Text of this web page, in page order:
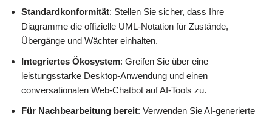
Standardkonformität: Stellen Sie sicher, dass Ihre
Diagramme die offizielle UML-Notation für Zustände,
Übergänge und Wächter einhalten.
Integriertes Ökosystem: Greifen Sie über eine
leistungsstarke Desktop-Anwendung und einen
conversationalen Web-Chatbot auf AI-Tools zu.
Für Nachbearbeitung bereit: Verwenden Sie AI-generierte